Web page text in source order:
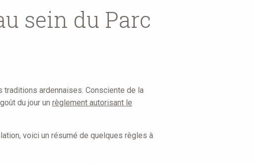
sein du Parc
ardennaises. Consciente de la
du jour un règlement autorisant le
voici un résumé de quelques règles à